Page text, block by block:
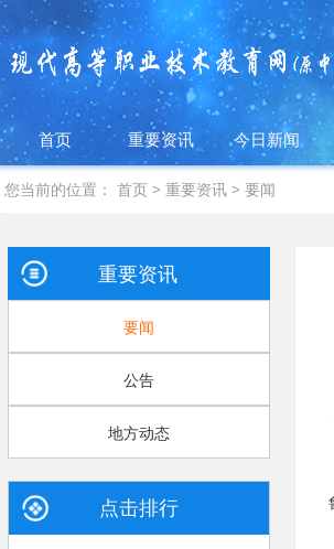
首页 重要资讯 今日新闻
您当前的位置：首页 >重要资讯 >要闻
重要资讯
要闻
公告
地方动态
点击排行